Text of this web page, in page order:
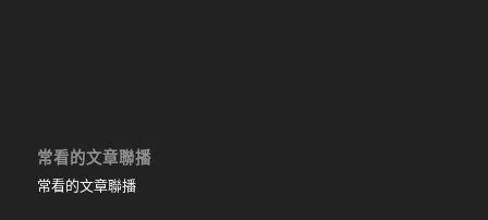
常看的文章聯播
常看的文章聯播